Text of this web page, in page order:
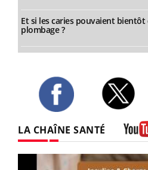
Et si les caries pouvaient
plombage ?
LA CHAÎNE SANTÉ